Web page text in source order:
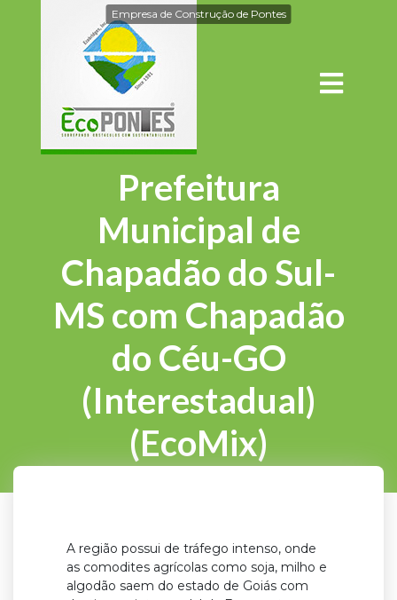
Empresa de Construção de Pontes
Prefeitura
Municipal de
Chapadão do Sul-
MS com Chapadão
do Céu-GO
(Interestadual)
(EcoMix)
A região possui de tráfego intenso, onde
as comodites agrícolas como soja, milho e
algodão saem do estado de Goiás com